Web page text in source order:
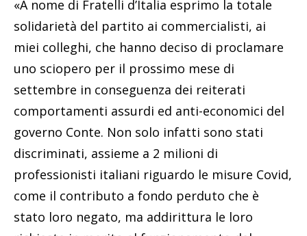
«A nome di Fratelli d’Italia esprimo la totale
solidarietà del partito ai commercialisti, ai
miei colleghi, che hanno deciso di proclamare
uno sciopero per il prossimo mese di
settembre in conseguenza dei reiterati
comportamenti assurdi ed anti-economici del
governo Conte. Non solo infatti sono stati
discriminati, assieme a 2 milioni di
professionisti italiani riguardo le misure Covid,
come il contributo a fondo perduto che è
stato loro negato, ma addirittura le loro